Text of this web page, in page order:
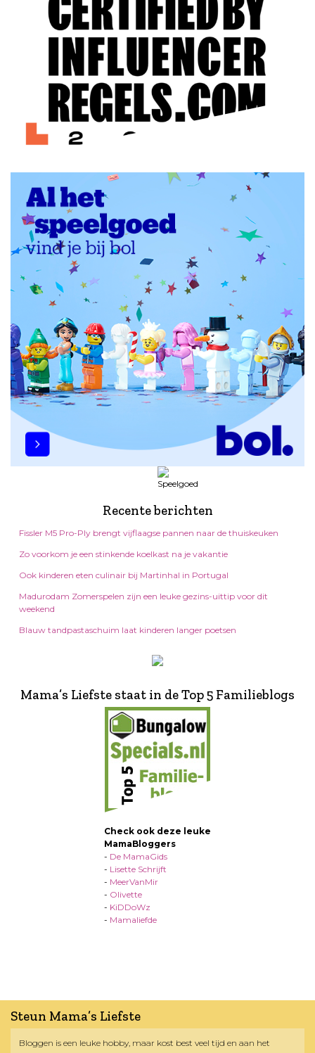
Recente berichten
Fissler M5 Pro-Ply brengt vijflaagse pannen naar de thuiskeuken
Zo voorkom je een stinkende koelkast na je vakantie
Ook kinderen eten culinair bij Martinhal in Portugal
Madurodam Zomerspelen zijn een leuke gezins-uittip voor dit
weekend
Blauw tandpastaschuim laat kinderen langer poetsen
Mama’s Liefste staat in de Top 5 Familieblogs
Check ook deze leuke
MamaBloggers
- De MamaGids
- Lisette Schrijft
- MeerVanMir
- Olivette
- KiDDoWz
- Mamaliefde
Steun Mama’s Liefste
Bloggen is een leuke hobby, maar kost best veel tijd en aan het